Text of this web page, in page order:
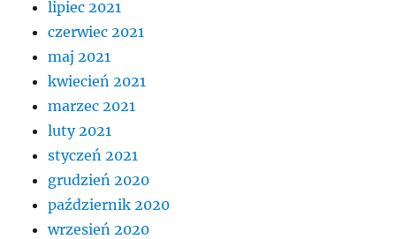
lipiec 2021
czerwiec 2021
maj 2021
kwiecień 2021
marzec 2021
luty 2021
styczeń 2021
grudzień 2020
październik 2020
wrzesień 2020